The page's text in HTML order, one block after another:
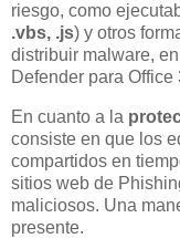
riesgo, como
.vbs, .js) y otros
distribuir malware,
Defender para Office
En cuanto a la
consiste en que los
compartidos en
sitios web de
maliciosos. Una
presente.